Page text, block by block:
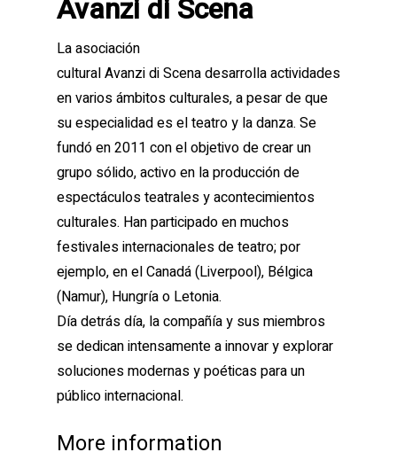
Avanzi di Scena
La asociación
cultural Avanzi di Scena desarrolla actividades
en varios ámbitos culturales, a pesar de que
su especialidad es el teatro y la danza. Se
fundó en 2011 con el objetivo de crear un
grupo sólido, activo en la producción de
espectáculos teatrales y acontecimientos
culturales. Han participado en muchos
festivales internacionales de teatro; por
ejemplo, en el Canadá (Liverpool), Bélgica
(Namur), Hungría o Letonia.
Día detrás día, la compañía y sus miembros
se dedican intensamente a innovar y explorar
soluciones modernas y poéticas para un
público internacional.
More information